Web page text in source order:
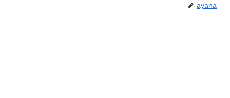
ayana